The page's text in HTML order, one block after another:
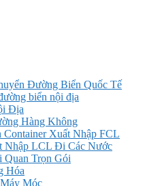
Đường Biển Quốc Tế
biển nội địa
Địa
Hàng Không
Xuất Nhập FCL
Nhập LCL Đi Các Nước
Trọn Gói
Hóa
Móc